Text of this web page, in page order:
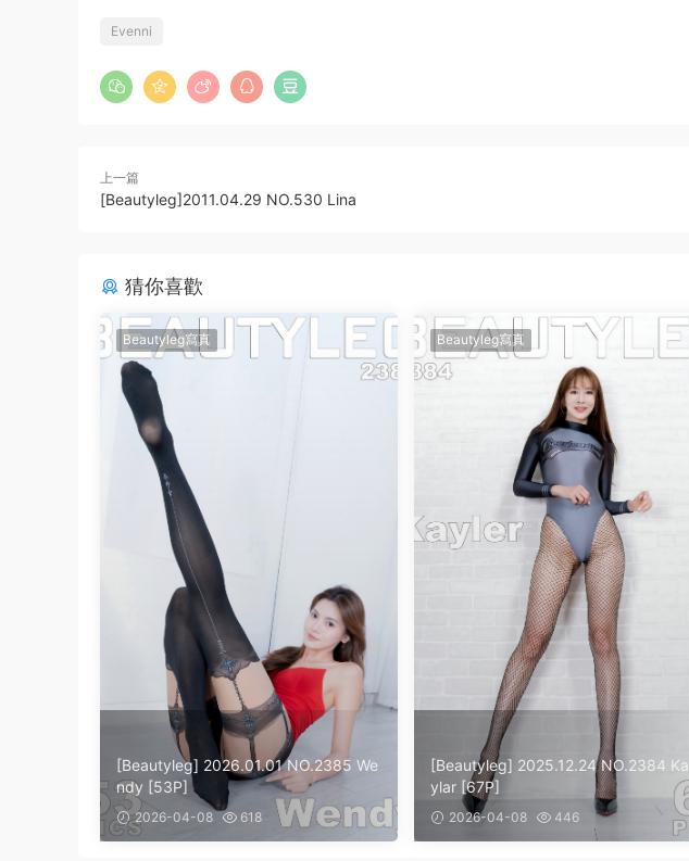
Evenni
上一篇
[Beautyleg]2011.04.29 NO.530 Lina
猜你喜歡
Beautyleg寫真
[Beautyleg] 2026.01.01 NO.2385 We
ndy [53P]
2026-04-08 618
Beautyleg寫真
[Beautyleg] 2025.12.24 NO.2384 Ka
ylar [67P]
2026-04-08 446